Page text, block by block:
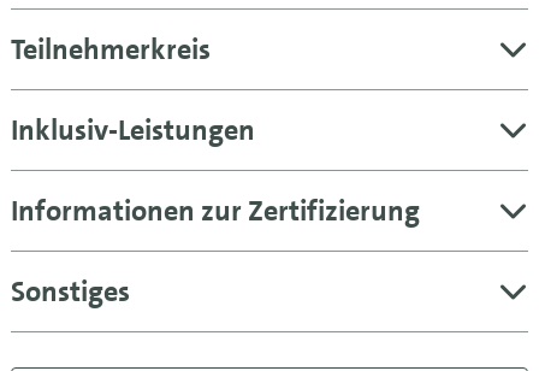
Teilnehmerkreis
Inklusiv-Leistungen
Informationen zur Zertifizierung
Sonstiges